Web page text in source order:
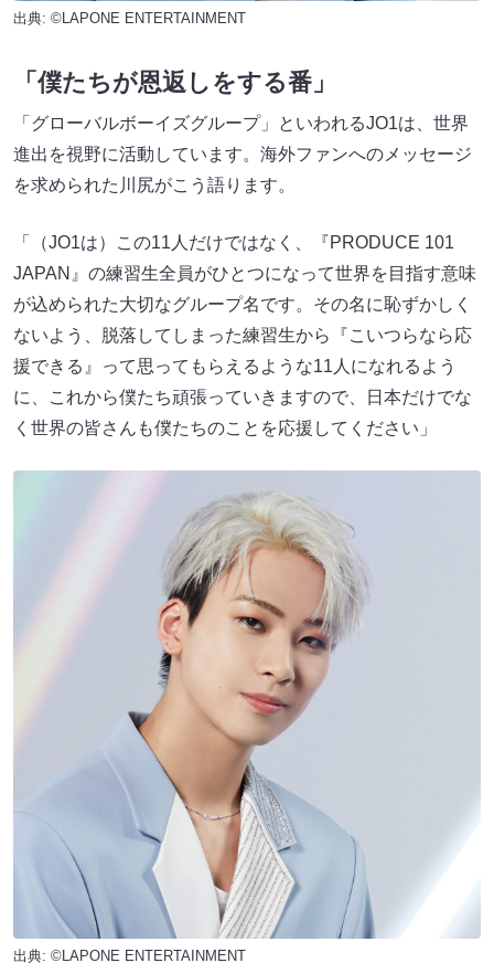
出典: ©LAPONE ENTERTAINMENT
「僕たちが恩返しをする番」
「グローバルボーイズグループ」といわれるJO1は、世界
進出を視野に活動しています。海外ファンへのメッセージ
を求められた川尻がこう語ります。
「（JO1は）この11人だけではなく、『PRODUCE 101
JAPAN』の練習生全員がひとつになって世界を目指す意味
が込められた大切なグループ名です。その名に恥ずかしく
ないよう、脱落してしまった練習生から『こいつらなら応
援できる』って思ってもらえるような11人になれるよう
に、これから僕たち頑張っていきますので、日本だけでな
く世界の皆さんも僕たちのことを応援してください」
出典: ©LAPONE ENTERTAINMENT